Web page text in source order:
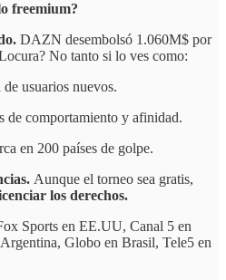
freemium?
DAZN desembolsó 1.060M$ por
No tanto si lo ves como:
usuarios nuevos.
de comportamiento y afinidad.
en 200 países de golpe.
Aunque el torneo sea gratis,
los derechos.
Sports en EE.UU, Canal 5 en
Globo en Brasil, Tele5 en